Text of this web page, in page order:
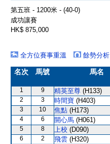
第五班 - 1200米 - (40-0)
成功讓賽
HK$ 875,000
全方位賽事重溫
餘勢分析
名次 馬號 馬名
1 9 精英至尊 (H133)
2 3 時間寶 (H403)
3 10 焦點 (H173)
4 6 開心馬 (H061)
5 8 上校 (D090)
6 2 飛雲 (H320)